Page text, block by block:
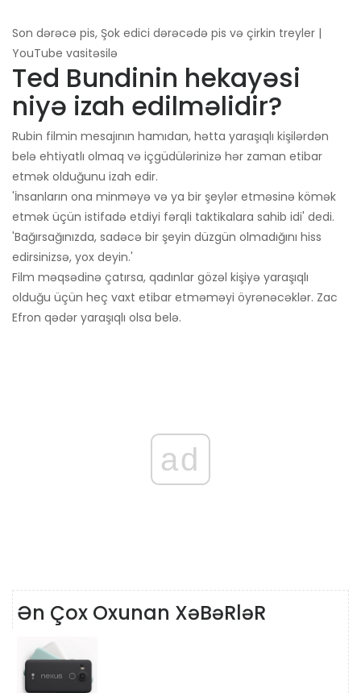
Son dərəcə pis, Şok edici dərəcədə pis və çirkin treyler |
YouTube vasitəsilə
Ted Bundinin hekayəsi
niyə izah edilməlidir?
Rubin filmin mesajının hamıdan, hətta yaraşıqlı kişilərdən
belə ehtiyatlı olmaq və içgüdülərinizə hər zaman etibar
etmək olduğunu izah edir.
'İnsanların ona minməyə və ya bir şeylər etməsinə kömək
etmək üçün istifadə etdiyi fərqli taktikalara sahib idi' dedi.
'Bağırsağınızda, sadəcə bir şeyin düzgün olmadığını hiss
edirsinizsə, yox deyin.'
Film məqsədinə çatırsa, qadınlar gözəl kişiyə yaraşıqlı
olduğu üçün heç vaxt etibar etməməyi öyrənəcəklər. Zac
Efron qədər yaraşıqlı olsa belə.
ad
Ən Çox Oxunan XəBəRləR